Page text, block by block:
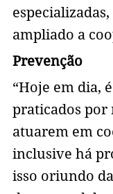
ampliado a
Prevenção
“Hoje em dia,
praticados por
atuarem em
inclusive há
isso oriundo